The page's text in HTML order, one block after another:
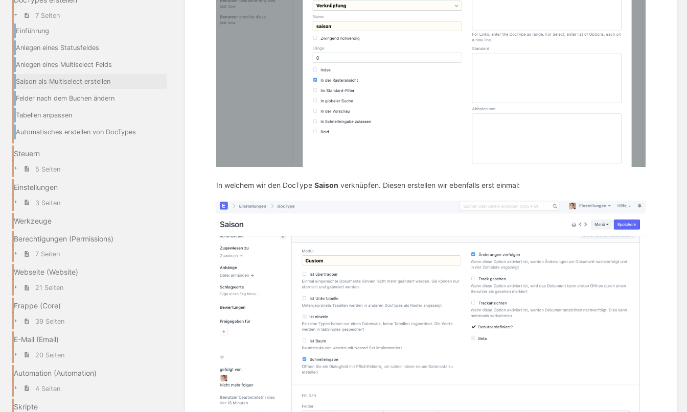
7 Seiten
Einführung
Anlegen eines Statusfeldes
Anlegen eines Multiselect Felds
Saison als Multiselect erstellen
Felder nach dem Buchen ändern
Tabellen anpassen
Automatisches erstellen von DocTypes
Steuern
5 Seiten
Einstellungen
3 Seiten
Werkzeuge
Berechtigungen (Permissions)
7 Seiten
Webseite (Website)
21 Seiten
Frappe (Core)
39 Seiten
E-Mail (Email)
20 Seiten
Automation (Automation)
4 Seiten
Skripte
In welchem wir den DocTypeSaison verknüpfen. Diesen erstellen wir ebenfalls erst einmal: